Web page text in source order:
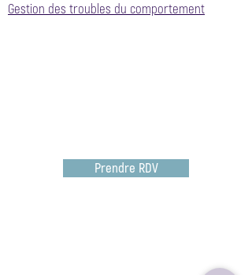
Gestion des troubles du comportement
Prendre RDV